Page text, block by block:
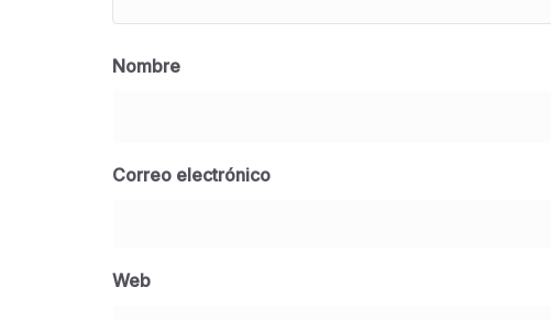
Nombre
Correo electrónico
Web